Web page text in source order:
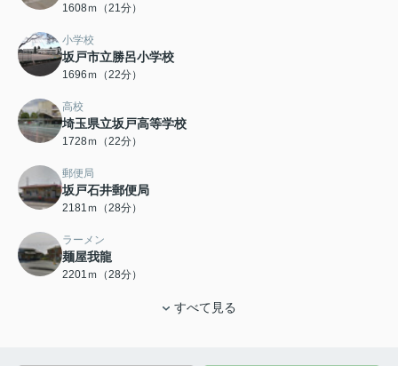
1608ｍ（21分）
小学校
坂戸市立勝呂小学校
1696ｍ（22分）
高校
埼玉県立坂戸高等学校
1728ｍ（22分）
郵便局
坂戸石井郵便局
2181ｍ（28分）
ラーメン
麺屋我龍
2201ｍ（28分）
すべて見る